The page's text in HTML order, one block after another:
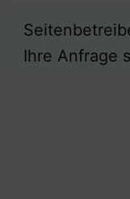
Ihre Anfrage